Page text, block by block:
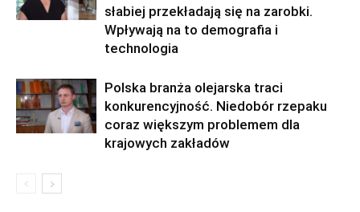
słabiej przekładają się na zarobki.
Wpływają na to demografia i
technologia
Polska branża olejarska traci
konkurencyjność. Niedobór rzepaku
coraz większym problemem dla
krajowych zakładów